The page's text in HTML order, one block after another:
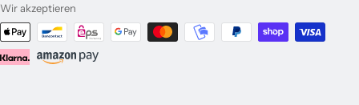
Wir akzeptieren